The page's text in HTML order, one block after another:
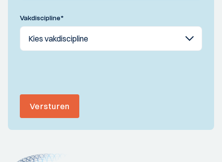
Vakdiscipline*
Versturen